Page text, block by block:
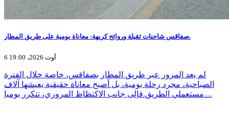
صفاقس شاحنات ثقيلة وروائح كريهة: معاناة يومية على طريق المطار.
6 أوت 2026، 19:00
لم يعد المرور عبر طريق المطار بصفاقس، خاصة خلال الفترة
الصباحية، مجرد رحلة يومية، بل أصبح معاناة حقيقية يعيشها آلاف
مستعملي الطريق.فإلى جانب الاكتظاظ المروري، تتكرر يوميا…